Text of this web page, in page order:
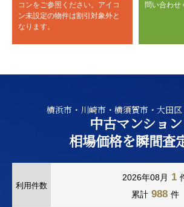
コンをご参照ください。 アイコ
ン未設定の物件は割引対象外と
なります。
問い合わせ
横浜市・川崎市・横須賀市・大田区
中古マンション
相場価格を瞬間査
利用件数
2026年08月 1
累計 988 件